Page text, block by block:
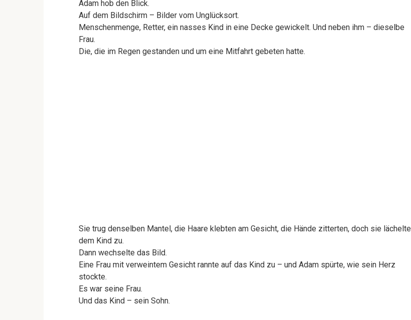
Adam hob den Blick.
Auf dem Bildschirm – Bilder vom Unglücksort.
Menschenmenge, Retter, ein nasses Kind in eine Decke gewickelt. Und neben ihm – dieselbe
Frau.
Die, die im Regen gestanden und um eine Mitfahrt gebeten hatte.
Sie trug denselben Mantel, die Haare klebten am Gesicht, die Hände zitterten, doch sie lächelte
dem Kind zu.
Dann wechselte das Bild.
Eine Frau mit verweintem Gesicht rannte auf das Kind zu – und Adam spürte, wie sein Herz
stockte.
Es war seine Frau.
Und das Kind – sein Sohn.